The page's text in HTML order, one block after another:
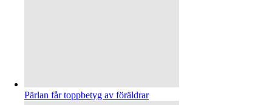
Pärlan får toppbetyg av föräldrar